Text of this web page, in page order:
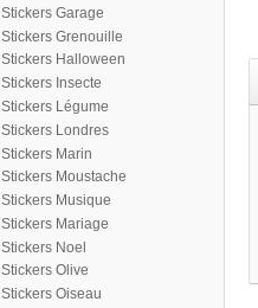
Stickers Garage
Stickers Grenouille
Stickers Halloween
Stickers Insecte
Stickers Légume
Stickers Londres
Stickers Marin
Stickers Moustache
Stickers Musique
Stickers Mariage
Stickers Noel
Stickers Olive
Stickers Oiseau